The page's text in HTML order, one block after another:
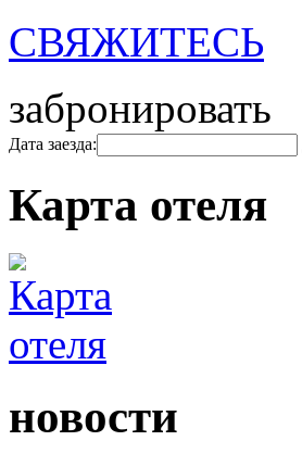
СВЯЖИТЕСЬ
забронировать
Дата заезда:
Карта отеля
новости